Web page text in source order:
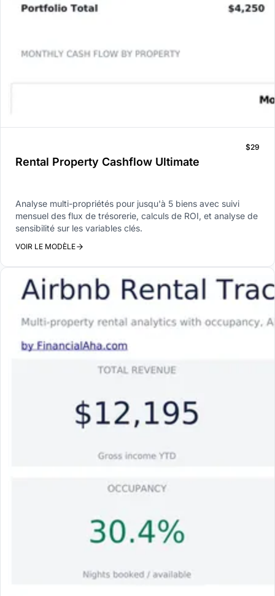
Rental Property Cashflow Ultimate
$29
Analyse multi-propriétés pour jusqu'à 5 biens avec suivi
mensuel des flux de trésorerie, calculs de ROI, et analyse de
sensibilité sur les variables clés.
VOIR LE MODÈLE